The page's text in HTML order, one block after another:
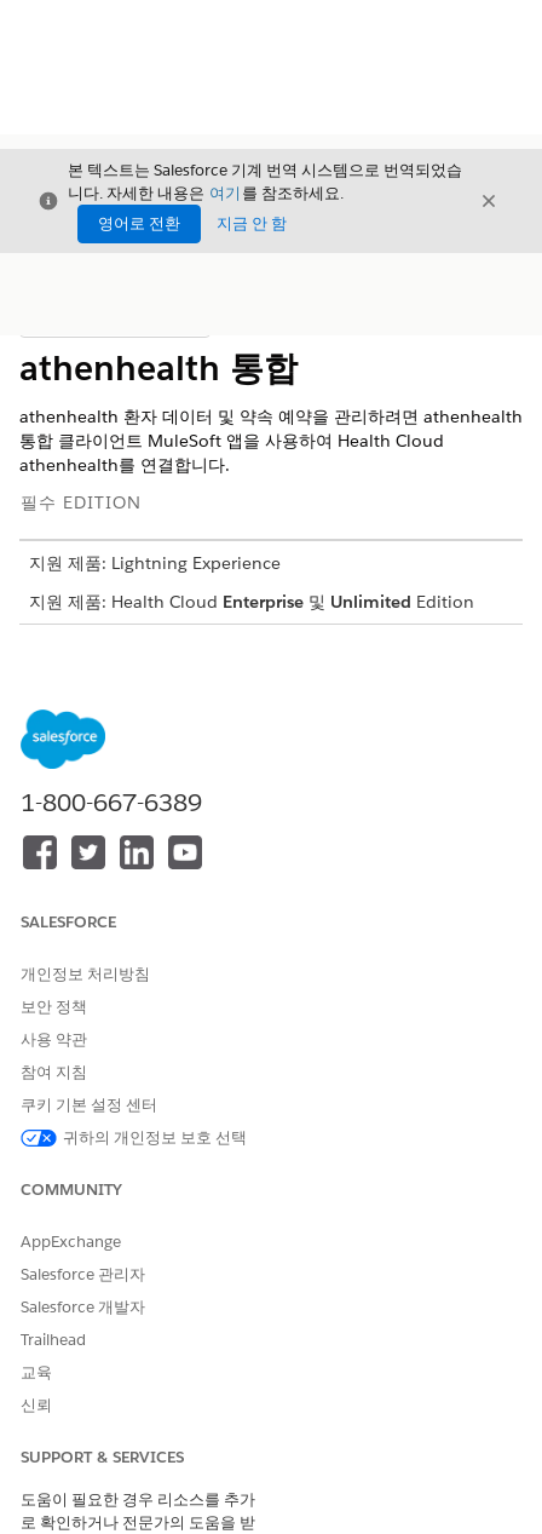
닫기
본 텍스트는 Salesforce 기계 번역 시스템으로 번역되었습
니다. 자세한 내용은 여기 를 참조하세요.
영어로 전환
지금 안 함
닫기
athenhealth 통합
athenhealth 환자 데이터 및 약속 예약을 관리하려면 athenhealth
통합 클라이언트 MuleSoft 앱을 사용하여 Health Cloud
athenhealth를 연결합니다.
필수 EDITION
지원 제품: Lightning Experience
지원 제품: Health Cloud Enterprise 및 Unlimited Edition
athenhealth 통합 클라이언트 앱이 약속 예약 프로세스 API에 연
결되어 약속을 예약, 수정, 취소할 수 있습니다. 앱은 athenhealth
의 독점 예약 API 끝점과 상호 작용하고 인증, 요청 서식, 데이터 번
atehenhealth의 독점 약속 API가 기대하는 형식으로 번역합니다.
환자 세부 사항 관리
athenhealth EHR 시스템을 연결하여 환자 레코드에 대한 실시간
환을 제공하며 복잡한 사용자 정의 통합을 구축하고 유지 관리하는
Cloud에서 신속하게 신규 환자를 등록하고, 환자 세부 사항을 업데
이트하고, 환자 사례(제공자 또는 케어 팀에 대한 메시지)를 만들고,
약물 요청(예약 보충)을 만들 수 있습니다. Health Cloud 약물 요청
은 보충 하위 클래스를 사용하여 athenhealth에서 환자 사례를 만
듭니다.
athenhealth 통합 시작하기
을 활성화하여 athenhealth 시스템에 연결합니다.
가용성 및 환자 약속을 효율적으로 관리합니다.
통합 약속 예약의 경우 athenhealth를 Health Cloud 연결합니
다. 이를 위해 athenhealth 통합 클라이언트를 활성화하고 원
활한 데이터 관리를 위해 약속 예약 통합 앱을 구성해야 합니다.
에이전트를 만들어 건강 환자 세부 사항 관리
관리하고, 환자 사례를 만들고, 약물 요청(예약 보충)을 만들 수
리 하위 에이전트를 사용자 정의합니다.
1-800-667-6389
SALESFORCE
개인정보 처리방침
보안 정책
사용 약관
참여 지침
쿠키 기본 설정 센터
귀하의 개인정보 보호 선택
COMMUNITY
AppExchange
Salesforce 관리자
Salesforce 개발자
Trailhead
교육
신뢰
SUPPORT & SERVICES
도움이 필요한 경우 리소스를 추가
로 확인하거나 전문가의 도움을 받